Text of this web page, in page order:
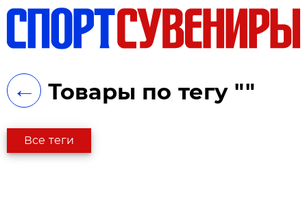
← Товары по тегу ""
Все теги